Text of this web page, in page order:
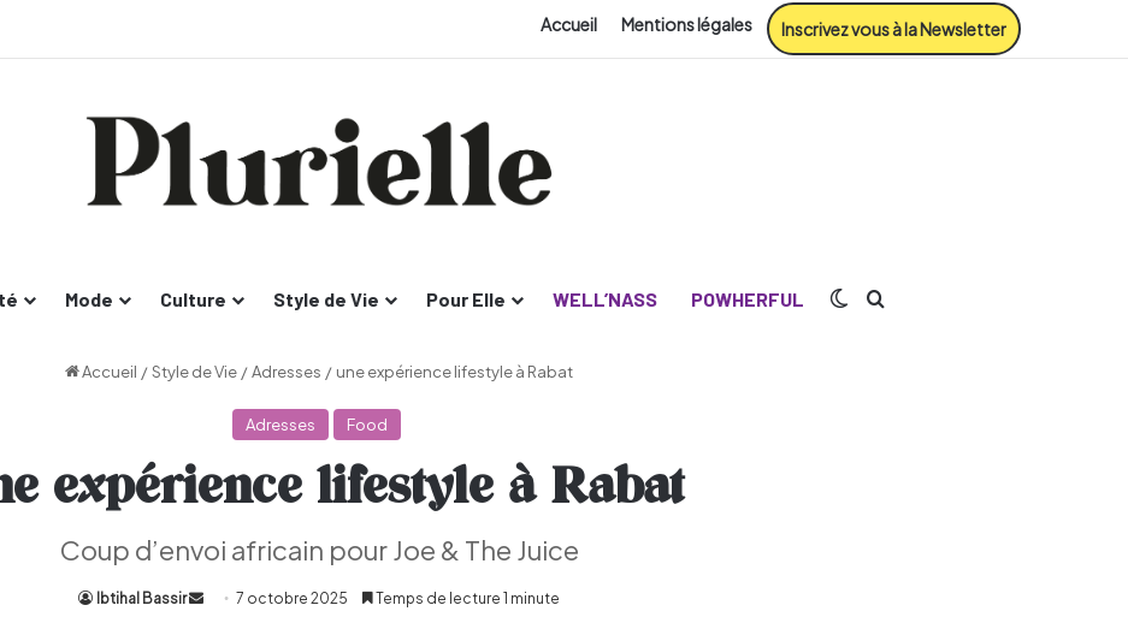
Accueil Mentions légales Inscrivez vous à la Newsletter
Mode Culture Style de Vie Pour Elle WELL’NASS POWHERFUL Switch skin
Accueil /Style de Vie /Adresses / une expérience lifestyle à Rabat
Adresses Food
expérience lifestyle à Rabat
Coup d’envoi africain pour Joe & The Juice
Ibtihal Bassir
Envoyer7 octobre 2025 Temps de lecture 1 minute